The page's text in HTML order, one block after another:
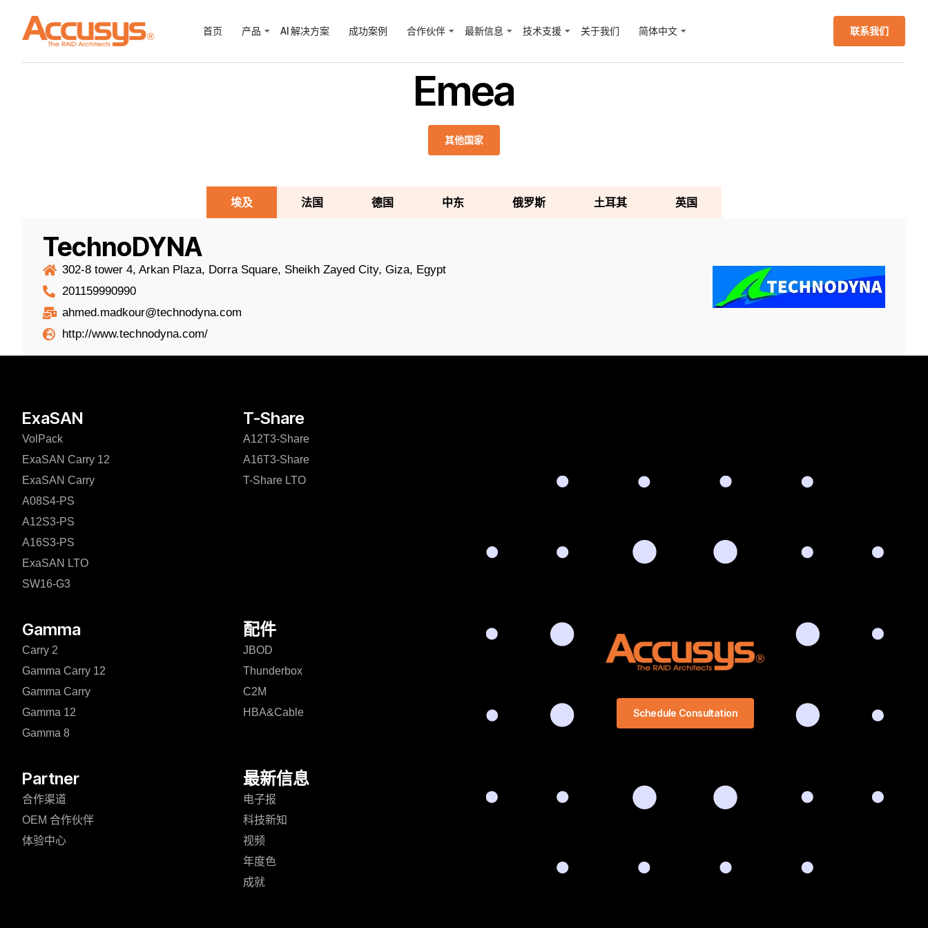
首页 产品 AI 解决方案 成功案例 合作伙伴 最新信息 技术支援 关于我们 简体中文 联系我们
Emea
其他国家
埃及 法国 德国 中东 俄罗斯 土耳其 英国
TechnoDYNA
302-8 tower 4, Arkan Plaza, Dorra Square, Sheikh Zayed City, Giza, Egypt
201159990990
ahmed.madkour@technodyna.com
http://www.technodyna.com/
ExaSAN T-Share
VolPack
ExaSAN Carry 12
ExaSAN Carry
A08S4-PS
A12S3-PS
A16S3-PS
ExaSAN LTO
SW16-G3
A12T3-Share
A16T3-Share
T-Share LTO
Gamma 配件
Carry 2
Gamma Carry 12
Gamma Carry
Gamma 12
Gamma 8
JBOD
Thunderbox
C2M
HBA&Cable
Partner 最新信息
合作渠道
OEM 合作伙伴
体验中心
电子报
科技新知
视频
年度色
成就
Schedule Consultation